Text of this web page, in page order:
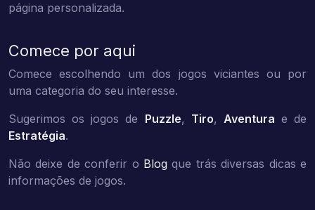
página personalizada.
Comece por aqui
Comece escolhendo um dos jogos viciantes ou por
uma categoria do seu interesse.
Sugerimos os jogos de Puzzle, Tiro, Aventura e de
Estratégia.
Não deixe de conferir o Blog que trás diversas dicas e
informações de jogos.